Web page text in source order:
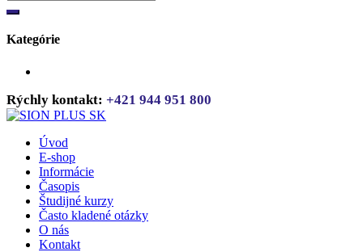
Kategórie
Rýchly kontakt: +421 944 951 800
Úvod
E-shop
Informácie
Časopis
Študijné kurzy
Často kladené otázky
O nás
Kontakt